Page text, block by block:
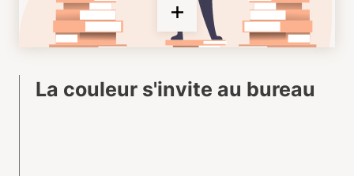
La couleur s'invite au bureau